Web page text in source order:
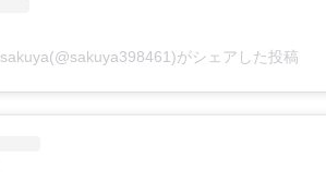
sakuya(@sakuya398461)がシェアした投稿